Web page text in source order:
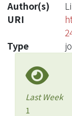
Author(s)
URI
Type
Last Week
1